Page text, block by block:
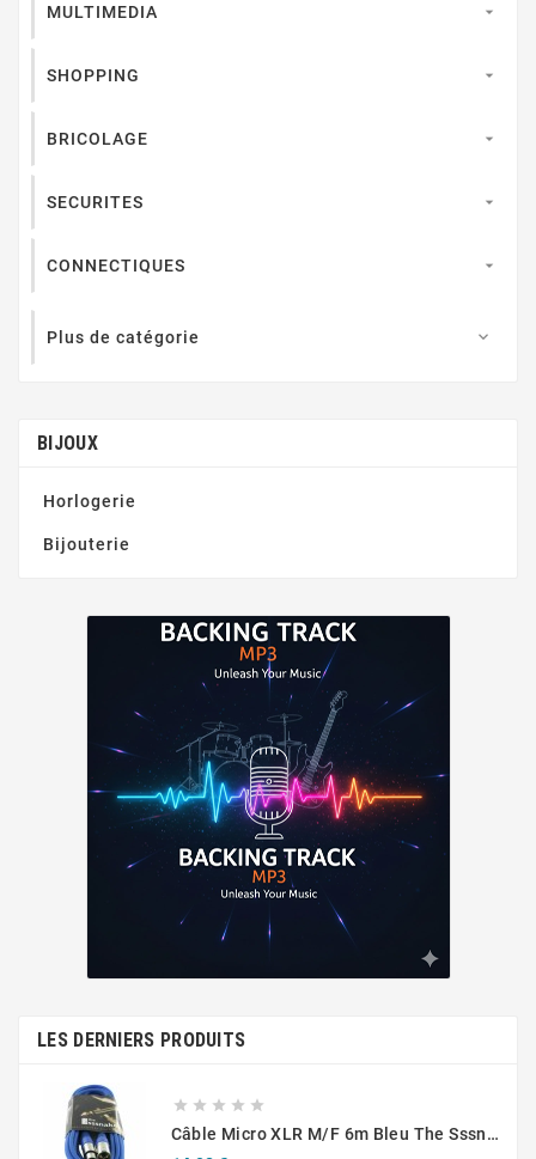
MULTIMEDIA 
SHOPPING 
BRICOLAGE 
SECURITES 
CONNECTIQUES 
Plus de catégorie 
BIJOUX
Horlogerie
Bijouterie
LES DERNIERS PRODUITS
    
Câble Micro XLR M/F 6m Bleu The Sssnake SM6BL